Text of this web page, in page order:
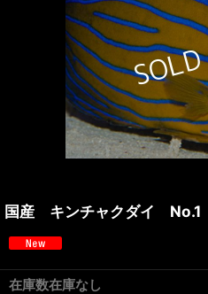
国産 キンチャクダイ No.1
在庫数在庫なし